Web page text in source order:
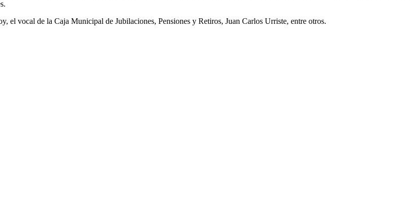
vocal de la Caja Municipal de Jubilaciones, Pensiones y Retiros, Juan Carlos Urriste, entre otros.